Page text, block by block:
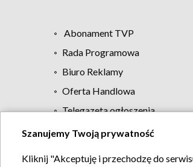
Abonament TVP
Rada Programowa
Biuro Reklamy
Oferta Handlowa
Telegazeta ogłoszenia
Szanujemy Twoją prywatność
Kliknij "Akceptuję i przechodzę do